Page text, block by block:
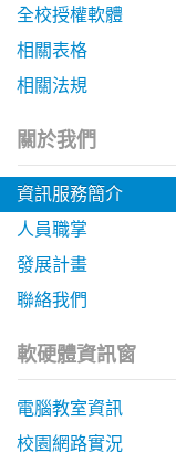
全校授權軟體
相關表格
相關法規
關於我們
資訊服務簡介
人員職掌
發展計畫
聯絡我們
軟硬體資訊窗
電腦教室資訊
校園網路實況